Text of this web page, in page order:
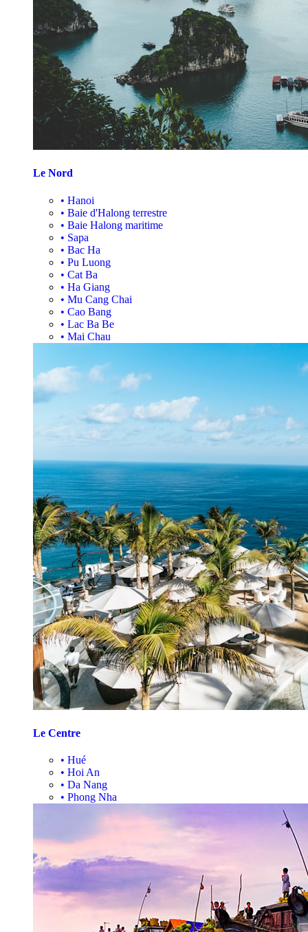
Le Nord
• Hanoi
• Baie d'Halong terrestre
• Baie Halong maritime
• Sapa
• Bac Ha
• Pu Luong
• Cat Ba
• Ha Giang
• Mu Cang Chai
• Cao Bang
• Lac Ba Be
• Mai Chau
Le Centre
• Hué
• Hoi An
• Da Nang
• Phong Nha